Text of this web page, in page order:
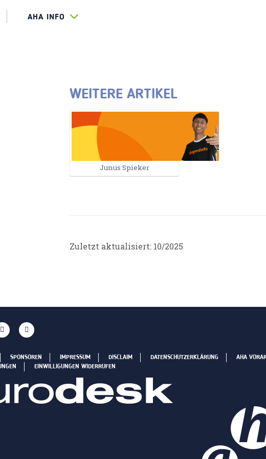
AHA INFO
WEITERE ARTIKEL
Junus Spieker
Zuletzt aktualisiert: 10/2025
SPONSOREN IMPRESSUM DISCLAIM DATENSCHUTZERKLÄRUNG AHA
EINWILLIGUNGEN WIDERRUFEN